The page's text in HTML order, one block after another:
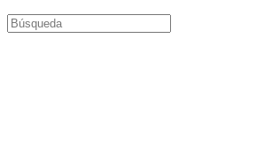
Buscar: